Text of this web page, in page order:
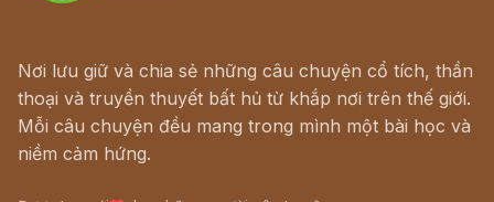
Nơi lưu giữ và chia sẻ những câu chuyện cổ tích, thần
thoại và truyền thuyết bất hủ từ khắp nơi trên thế giới.
Mỗi câu chuyện đều mang trong mình một bài học và
niềm cảm hứng.